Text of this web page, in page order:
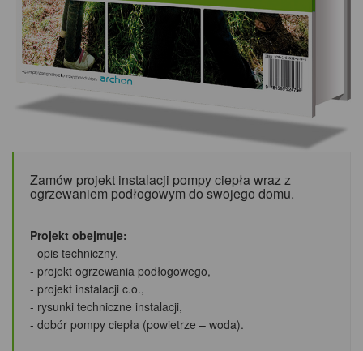
Zamów projekt instalacji pompy ciepła wraz z
ogrzewaniem podłogowym do swojego domu.
Projekt obejmuje:
- opis techniczny,
- projekt ogrzewania podłogowego,
- projekt instalacji c.o.,
- rysunki techniczne instalacji,
- dobór pompy ciepła (powietrze – woda).